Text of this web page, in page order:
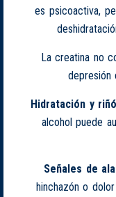
es psicoactiva,
La creatina no
depresión
Hidratación y
alcohol puede
Señales de
hinchazón o